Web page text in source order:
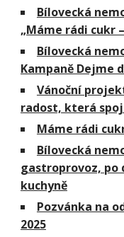
Bílovecká
„Máme rádi cukr
Bílovecká
Kampaně Dejme
Vánoční
radost, která
Máme rádi
Bílovecká
gastroprovoz, po
kuchyně
Pozvánka na
2025